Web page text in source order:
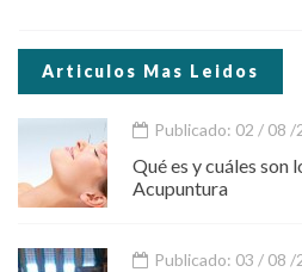
Articulos Mas Leidos
Publicado: 02 / 08 /
Qué es y cuáles son
Acupuntura
Publicado: 03 / 08 /